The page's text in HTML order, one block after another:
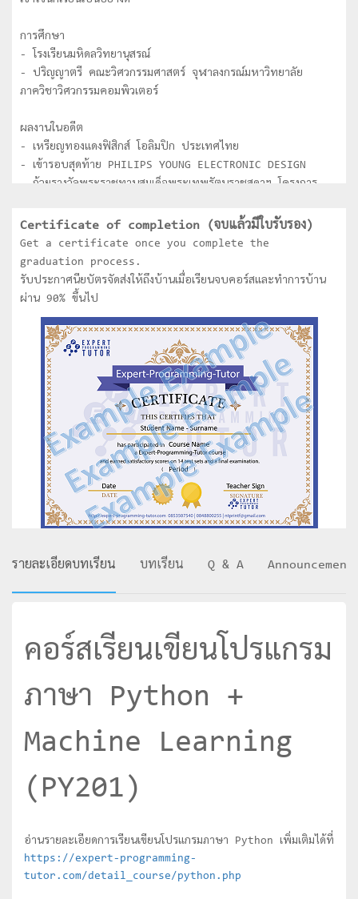
การศึกษา
- โรงเรียนมหิดลวิทยานุสรณ์
- ปริญญาตรี คณะวิศวกรรมศาสตร์ จุฬาลงกรณ์มหาวิทยาลัย
ภาควิชาวิศวกรรมคอมพิวเตอร์
ผลงานในอดีต
- เหรียญทองแดงฟิสิกส์ โอลิมปิก ประเทศไทย
- เข้ารอบสุดท้าย PHILIPS YOUNG ELECTRONIC DESIGN
- ถ้วยรางวัลพระราชทานสมเด็จพระเทพรัตนราชสุดาฯ โครงการ
- ชนะเลิศการประกวด Software ของ Thailand
Information technology Agency (TITA) ระดับ
อุดมศึกษา
- ได้รับคัดเลือกเป็นตัวแทนประเทศไทยเข้าร่วมการแข่งขัน Asia
Pacific Information Technology (APITA) ที่ประเทศ
- ชนะเลิศการแข่งขันหุ่นยนต์ระดับประเทศไทย
- ชนะเลิศการแข่งขันหุ่นยนต์ระดับโลก
Certificate of completion (จบแล้วมีใบรับรอง)
Get a certificate once you complete the
graduation process.
รับประกาศนียบัตรจัดส่งให้ถึงบ้านเมื่อเรียนจบคอร์สและทำการบ้าน
ผ่าน 90% ขึ้นไป
รายละเอียดบทเรียน บทเรียน Q & A
คอร์สเรียนเขียนโปรแกรม
ภาษา Python +
Machine Learning
(PY201)
อ่านรายละเอียดการเรียนเขียนโปรแกรมภาษา Python เพิ่มเติมได้ที่
https://expert-programming-
tutor.com/detail_course/python.php